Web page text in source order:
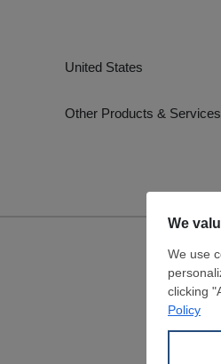
United States
Other Products & Services